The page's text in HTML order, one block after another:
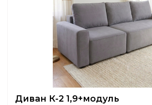
Диван К-2 1,9+модуль